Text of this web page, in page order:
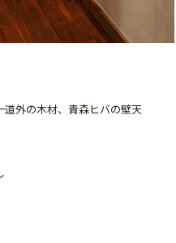
外の木材、青森ヒバの壁天